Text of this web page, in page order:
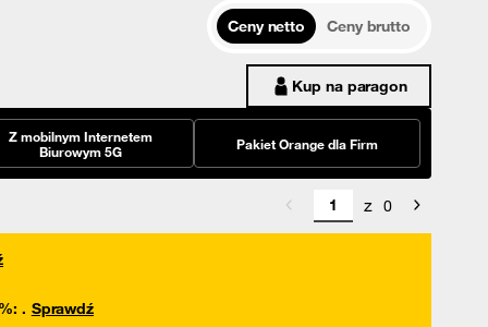
Ceny netto
Ceny brutto
Kup na paragon
Z mobilnym Internetem
Biurowym 5G
Pakiet Orange dla Firm
z 0
: . Sprawdź